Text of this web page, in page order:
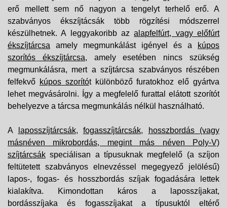
erő mellett sem nő nagyon a tengelyt terhelő erő. A
szabványos ékszíjtácsák több rögzítési módszerrel
készülhetnek. A leggyakoribb azalapfelfúrt, vagy előfúrt
ékszíjtárcsa amely megmunkálást igényel és a
kúpos
szorítós ékszíjtárcsa, amely esetében nincs szükség
megmunkálásra, mert a szíjtárcsa szabványos részében
felfekvő kúpos szorítót különböző furatokhoz elő gyártva
lehet megvásárolni. Így a megfelelő furattal elátott szorítót
behelyezve a tárcsa megmunkálás nélkül használható.
A laposszíjtárcsák, fogasszíjtárcsák,
hosszbordás (vagy
másnéven mikrobordás, megint más néven Poly-V)
szíjtárcsák speciálisan a típusuknak megfelelő (a szíjon
feltütetett szabványos elnevzéssel megegyező jelölésű)
lapos-, fogas- és hosszbordás szíjak fogadására lettek
kialakítva. Kimondottan káros a laposszíjakat,
bordásszíjaka és fogasszíjakat a típusuktól eltérő